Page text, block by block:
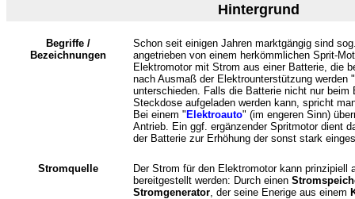
Hintergrund
Begriffe /
Bezeichnungen
Schon seit einigen Jahren marktgängig sind
angetrieben von einem herkömmlichen Sprit-
Elektromotor mit Strom aus einer Batterie, die
nach Ausmaß der Elektrounterstützung werden "
unterschieden. Falls die Batterie nicht nur beim
Steckdose aufgeladen werden kann, spricht
Bei einem " Elektroauto" (im engeren Sinn)
Antrieb. Ein ggf. ergänzender Spritmotor dient
der Batterie zur Erhöhung der sonst stark
Stromquelle
Der Strom für den Elektromotor kann prinzipiell
bereitgestellt werden: Durch einen
Stromgenerator, der seine Enerige aus einem